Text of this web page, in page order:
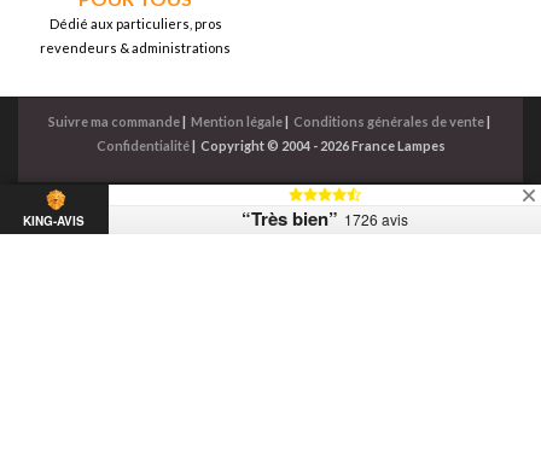
Dédié aux particuliers, pros
revendeurs & administrations
Suivre ma commande| Mention légale| Conditions générales de vente|
Confidentialité| Copyright © 2004 - 2026 France Lampes
KING-AVIS “Très bien” 1726 avis